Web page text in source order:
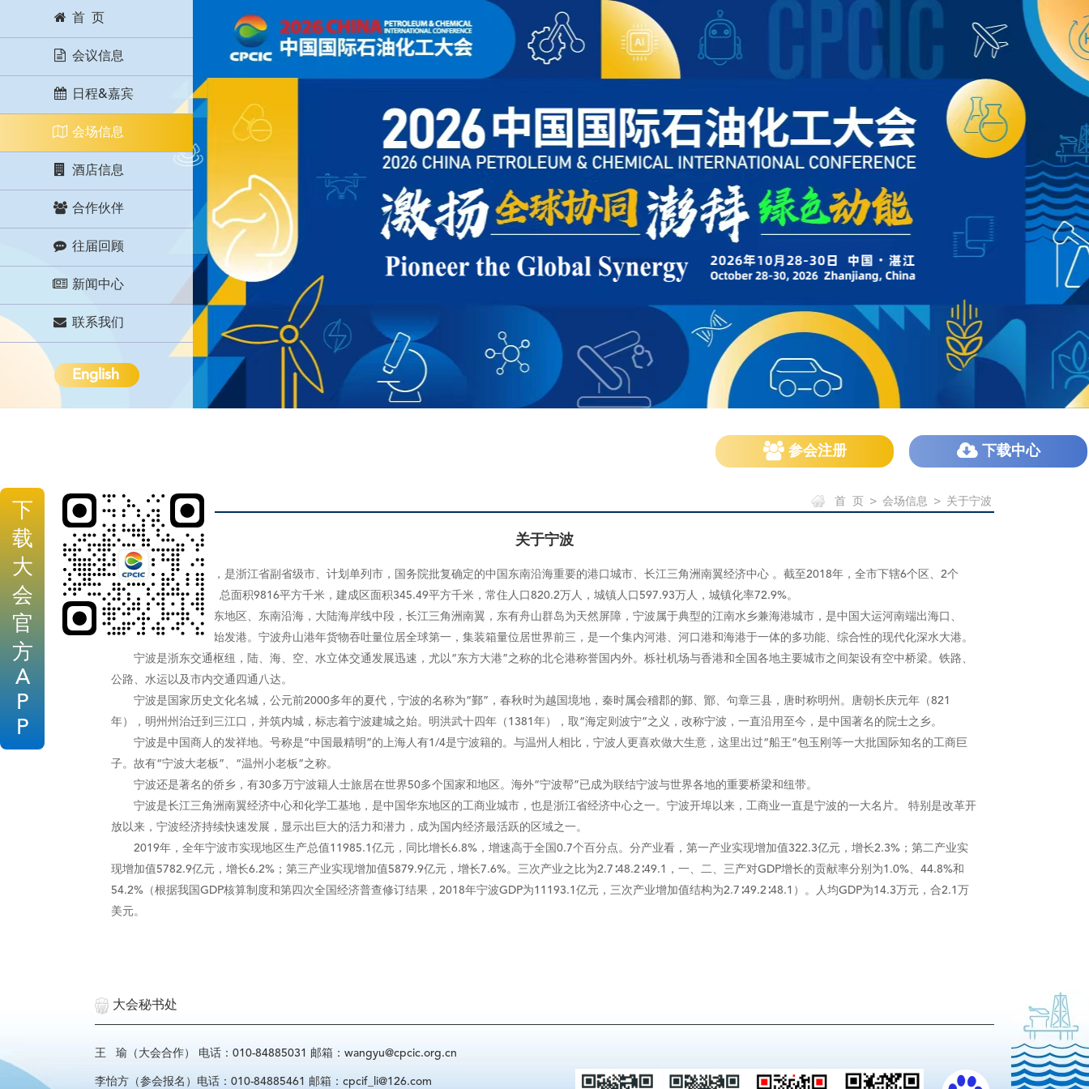
下
载
大
会
官
方
A
P
P
首 页
会议信息
日程&嘉宾
会场信息
酒店信息
合作伙伴
往届回顾
新闻中心
联系我们
English
参会注册 下载中心
首 页 > 会场信息 > 关于宁波
关于宁波
宁波，简称“甬”，是浙江省副省级市、计划单列市，国务院批复确定的中国东南沿海重要的港口城市、长江三角洲南翼经济中心 。截至2018年，全市下辖6个区、2个
县、代管2个县级市，总面积9816平方千米，建成区面积345.49平方千米，常住人口820.2万人，城镇人口597.93万人，城镇化率72.9%。
宁波地处中国华东地区、东南沿海，大陆海岸线中段，长江三角洲南翼，东有舟山群岛为天然屏障，宁波属于典型的江南水乡兼海港城市，是中国大运河南端出海口、
“海上丝绸之路”东方始发港。宁波舟山港年货物吞吐量位居全球第一，集装箱量位居世界前三，是一个集内河港、河口港和海港于一体的多功能、综合性的现代化深水大港。
宁波是浙东交通枢纽，陆、海、空、水立体交通发展迅速，尤以“东方大港”之称的北仑港称誉国内外。栎社机场与香港和全国各地主要城市之间架设有空中桥梁。铁路、
公路、水运以及市内交通四通八达。
宁波是国家历史文化名城，公元前2000多年的夏代，宁波的名称为“鄞”，春秋时为越国境地，秦时属会稽郡的鄞、鄮、句章三县，唐时称明州。唐朝长庆元年（821
年），明州州治迁到三江口，并筑内城，标志着宁波建城之始。明洪武十四年（1381年），取“海定则波宁”之义，改称宁波，一直沿用至今，是中国著名的院士之乡。
宁波是中国商人的发祥地。号称是“中国最精明”的上海人有1/4是宁波籍的。与温州人相比，宁波人更喜欢做大生意，这里出过“船王”包玉刚等一大批国际知名的工商巨
子。故有“宁波大老板”、“温州小老板”之称。
宁波还是著名的侨乡，有30多万宁波籍人士旅居在世界50多个国家和地区。海外“宁波帮”已成为联结宁波与世界各地的重要桥梁和纽带。
宁波是长江三角洲南翼经济中心和化学工基地，是中国华东地区的工商业城市，也是浙江省经济中心之一。宁波开埠以来，工商业一直是宁波的一大名片。 特别是改革开
放以来，宁波经济持续快速发展，显示出巨大的活力和潜力，成为国内经济最活跃的区域之一。
2019年，全年宁波市实现地区生产总值11985.1亿元，同比增长6.8%，增速高于全国0.7个百分点。分产业看，第一产业实现增加值322.3亿元，增长2.3%；第二产业实
现增加值5782.9亿元，增长6.2%；第三产业实现增加值5879.9亿元，增长7.6%。三次产业之比为2.7∶48.2∶49.1，一、二、三产对GDP增长的贡献率分别为1.0%、44.8%和
54.2%（根据我国GDP核算制度和第四次全国经济普查修订结果，2018年宁波GDP为11193.1亿元，三次产业增加值结构为2.7∶49.2∶48.1）。人均GDP为14.3万元，合2.1万
美元。
大会秘书处
王 瑜（大会合作） 电话：010-84885031 邮箱：wangyu@cpcic.org.cn
李怡方（参会报名）电话：010-84885461 邮箱：cpcif_li@126.com